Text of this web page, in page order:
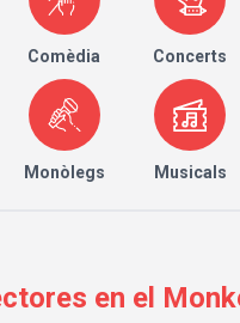
Comèdia Concerts
Monòlegs Musicals
en el